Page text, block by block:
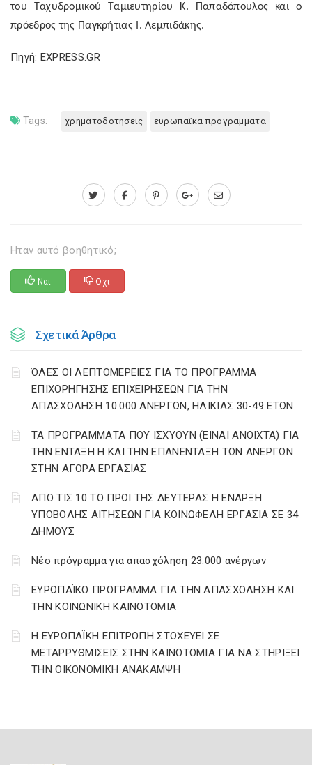
του Ταχυδρομικού Ταμιευτηρίου Κ. Παπαδόπουλος και ο
πρόεδρος της Παγκρήτιας Ι. Λεμπιδάκης.
Πηγή: EXPRESS.GR
Tags: χρηματοδοτησεις ευρωπαϊκα προγραμματα
Ηταν αυτό βοηθητικό;
Ναι Οχι
Σχετικά Άρθρα
ΌΛΕΣ ΟΙ ΛΕΠΤΟΜΕΡΕΙΕΣ ΓΙΑ ΤΟ ΠΡΟΓΡΑΜΜΑ
ΕΠΙΧΟΡΗΓΗΣΗΣ ΕΠΙΧΕΙΡΗΣΕΩΝ ΓΙΑ ΤΗΝ
ΑΠΑΣΧΟΛΗΣΗ 10.000 ΑΝΕΡΓΩΝ, ΗΛΙΚΙΑΣ 30-49 ΕΤΩΝ
ΤΑ ΠΡΟΓΡΑΜΜΑΤΑ ΠΟΥ ΙΣΧΥΟΥΝ (ΕΙΝΑΙ ΑΝΟΙΧΤΑ) ΓΙΑ
ΤΗΝ ΕΝΤΑΞΗ Η ΚΑΙ ΤΗΝ ΕΠΑΝΕΝΤΑΞΗ ΤΩΝ ΑΝΕΡΓΩΝ
ΣΤΗΝ ΑΓΟΡΑ ΕΡΓΑΣΙΑΣ
AΠΟ ΤΙΣ 10 ΤΟ ΠΡΩΙ ΤΗΣ ΔΕΥΤΕΡΑΣ Η ΕΝΑΡΞΗ
ΥΠΟΒΟΛΗΣ ΑΙΤΗΣΕΩΝ ΓΙΑ ΚΟΙΝΩΦΕΛΗ ΕΡΓΑΣΙΑ ΣΕ 34
ΔΗΜΟΥΣ
Νέο πρόγραμμα για απασχόληση 23.000 ανέργων
ΕΥΡΩΠΑΪΚΟ ΠΡΟΓΡΑΜΜΑ ΓΙΑ ΤΗΝ ΑΠΑΣΧΟΛΗΣΗ ΚΑΙ
ΤΗΝ ΚΟΙΝΩΝΙΚΗ ΚΑΙΝΟΤΟΜΙΑ
Η ΕΥΡΩΠΑΪΚΗ ΕΠΙΤΡΟΠΗ ΣΤΟΧΕΥΕΙ ΣΕ
ΜΕΤΑΡΡΥΘΜΙΣΕΙΣ ΣΤΗΝ ΚΑΙΝΟΤΟΜΙΑ ΓΙΑ ΝΑ ΣΤΗΡΙΞΕΙ
ΤΗΝ ΟΙΚΟΝΟΜΙΚΗ ΑΝΑΚΑΜΨΗ